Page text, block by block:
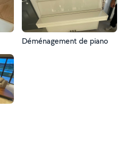
Déménagement de piano